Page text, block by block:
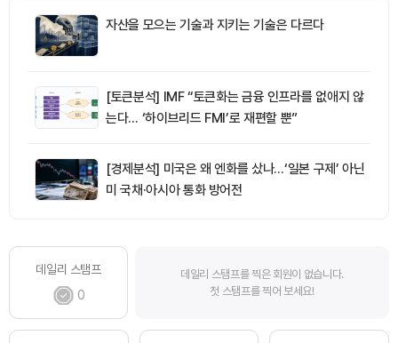
자산을 모으는 기술과 지키는 기술은 다르다
[토큰분석] IMF “토큰화는 금융 인프라를 없애지 않
는다… ‘하이브리드 FMI’로 재편할 뿐”
[경제분석] 미국은 왜 엔화를 샀나…‘일본 구제’ 아닌
미 국채·아시아 통화 방어전
데일리 스탬프
0
데일리 스탬프를 찍은 회원이 없습니다.
첫 스탬프를 찍어 보세요!